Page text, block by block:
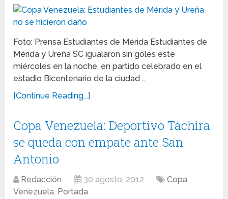
Foto: Prensa Estudiantes de Mérida Estudiantes de
Mérida y Ureña SC igualaron sin goles este
miércoles en la noche, en partido celebrado en el
estadio Bicentenario de la ciudad …
[Continue Reading...]
Copa Venezuela: Deportivo Táchira
se queda con empate ante San
Antonio
Redacción 30 agosto, 2012
Copa
Venezuela, Portada